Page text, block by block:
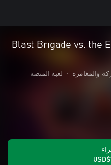
Blast Brigade vs. the
والمغامرة • لعبة المنصة